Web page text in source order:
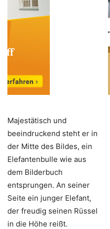
Majestätisch und
beeindruckend steht er in
der Mitte des Bildes, ein
Elefantenbulle wie aus
dem Bilderbuch
entsprungen. An seiner
Seite ein junger Elefant,
der freudig seinen Rüssel
in die Höhe reißt.